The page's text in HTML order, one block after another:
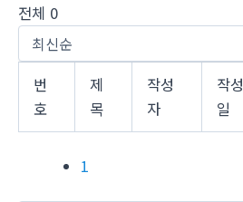
전체 0
번
호
제
목
작성
자
작성
일
1